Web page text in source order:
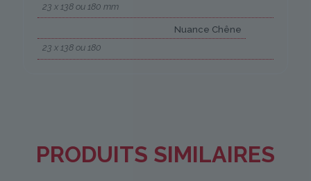
23 x 138 ou 180 mm
Nuance Chêne
23 x 138 ou 180
PRODUITS SIMILAIRES